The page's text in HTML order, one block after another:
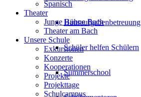
Hausaufgabenbetreuung
Schüler helfen Schülern
Summerschool
Spanisch
Theater
Junge Bühne Bach
Theater am Bach
Unsere Schule
Exkursionen
Konzerte
Kooperationen
Projekte
Projekttage
Schulcampus